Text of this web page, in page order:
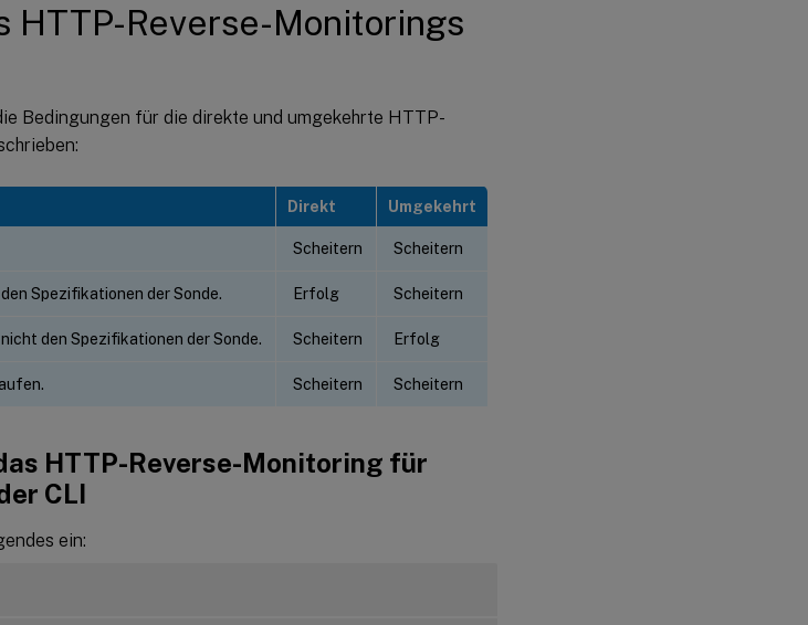
HTTP-Reverse-Monitorings
Bedingungen für die direkte und umgekehrte HTTP-
Direkt Umgekehrt
Scheitern Scheitern
Spezifikationen der Sonde. Erfolg Scheitern
den Spezifikationen der Sonde. Scheitern Erfolg
Scheitern Scheitern
HTTP-Reverse-Monitoring für
CLI
ein: